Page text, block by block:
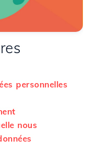
personnelles
nous